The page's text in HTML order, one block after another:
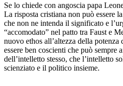
Se lo chiede con angoscia papa
La risposta cristiana non può essere
che non ne intenda il significato e
“accomodato” nel patto tra Faust e
nuovo ethos all’altezza della potenza
essere ben coscienti che può sempre
dell’intelletto stesso, che l’intelletto
scienziato e il politico insieme.